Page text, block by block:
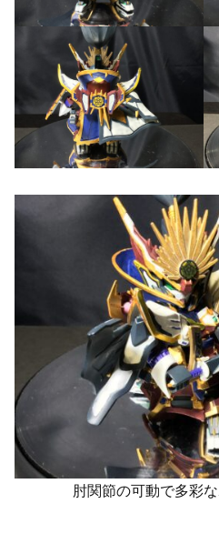
肘関節の可動で多彩